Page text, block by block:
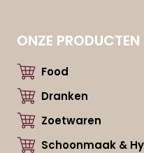
ONZE PRODUCTEN
Food
Dranken
Zoetwaren
Schoonmaak &